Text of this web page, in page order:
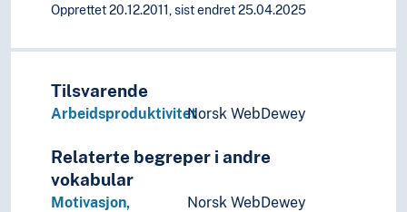
Opprettet 20.12.2011, sist endret 25.04.2025
Tilsvarende
ArbeidsproduktivitetNorsk WebDewey
Relaterte begreper i andre
vokabular
Motivasjon,
Norsk WebDewey